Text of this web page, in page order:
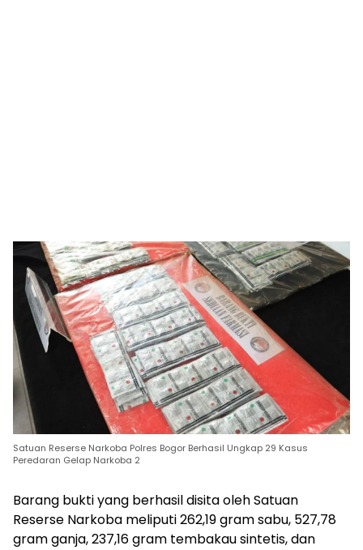
Satuan Reserse Narkoba Polres Bogor Berhasil Ungkap 29 Kasus
Peredaran Gelap Narkoba 2
Barang bukti yang berhasil disita oleh Satuan
Reserse Narkoba meliputi 262,19 gram sabu, 527,78
gram ganja, 237,16 gram tembakau sintetis, dan